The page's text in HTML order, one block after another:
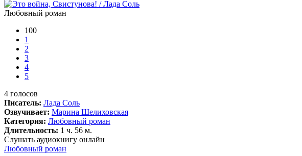
Любовный роман
100
1
2
3
4
5
4 голосов
Писатель: Лада Соль
Озвучивает: Марина Шелиховская
Категория: Любовный роман
Длительность: 1 ч. 56 м.
Слушать аудиокнигу онлайн
Любовный роман